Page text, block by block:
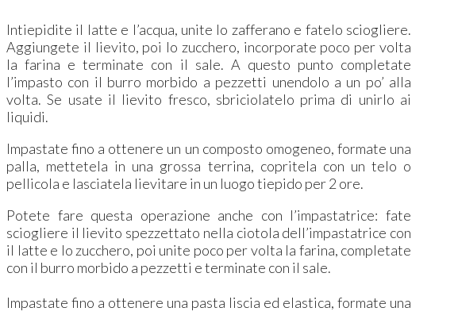
Intiepidite il latte e l’acqua, unite lo zafferano e fatelo sciogliere.
Aggiungete il lievito, poi lo zucchero, incorporate poco per volta
la farina e terminate con il sale. A questo punto completate
l’impasto con il burro morbido a pezzetti unendolo a un po’ alla
volta. Se usate il lievito fresco, sbriciolatelo prima di unirlo ai
liquidi.
Impastate fino a ottenere un un composto omogeneo, formate una
palla, mettetela in una grossa terrina, copritela con un telo o
pellicola e lasciatela lievitare in un luogo tiepido per 2 ore.
Potete fare questa operazione anche con l’impastatrice: fate
sciogliere il lievito spezzettato nella ciotola dell’impastatrice con
il latte e lo zucchero, poi unite poco per volta la farina, completate
con il burro morbido a pezzetti e terminate con il sale.
Impastate fino a ottenere una pasta liscia ed elastica, formate una